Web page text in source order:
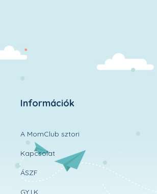
Információk
A MomClub sztori
Kapcsolat
ÁSZF
GY.I.K.